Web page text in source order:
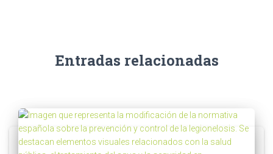
Entradas relacionadas